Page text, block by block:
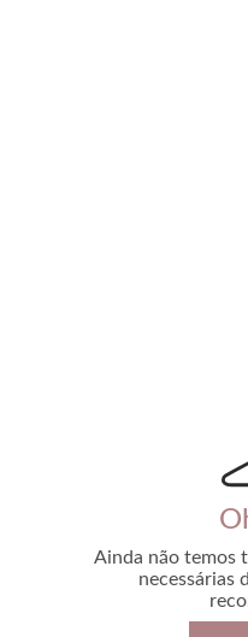
Ainda não temos
necessárias